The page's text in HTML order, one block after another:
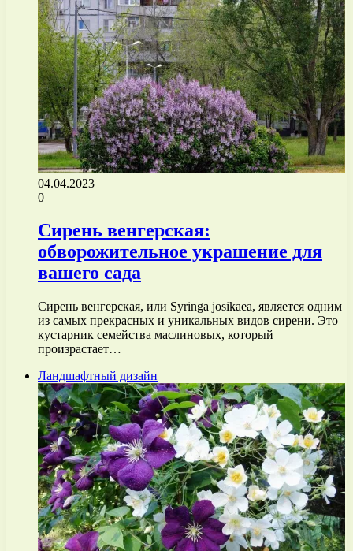
04.04.2023
0
Сирень венгерская:
обворожительное украшение для
вашего сада
Сирень венгерская, или Syringa josikaea, является одним
из самых прекрасных и уникальных видов сирени. Это
кустарник семейства маслиновых, который
произрастает…
Ландшафтный дизайн